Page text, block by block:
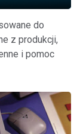
do
z produkcji,
i pomoc